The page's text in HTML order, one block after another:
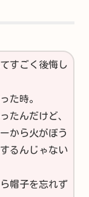
すごく後悔し
た時。
たんだけど、
から火がぼう
るんじゃない
帽子を忘れず